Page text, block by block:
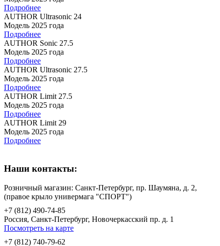
Подробнее
AUTHOR Ultrasonic 24
Модель 2025 года
Подробнее
AUTHOR Sonic 27.5
Модель 2025 года
Подробнее
AUTHOR Ultrasonic 27.5
Модель 2025 года
Подробнее
AUTHOR Limit 27.5
Модель 2025 года
Подробнее
AUTHOR Limit 29
Модель 2025 года
Подробнее
Наши контакты:
Розничный магазин: Санкт-Петербург, пр. Шаумяна, д. 2,
(правое крыло универмага "СПОРТ")
+7 (812) 490-74-85
Россия, Санкт-Петербург, Новочеркасский пр. д. 1
Посмотреть на карте
+7 (812) 740-79-62